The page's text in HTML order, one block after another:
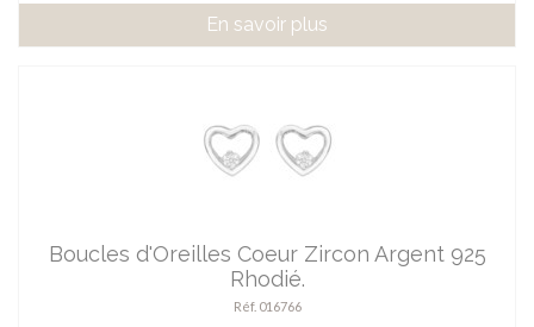
En savoir plus
Boucles d'Oreilles Coeur Zircon Argent 925
Rhodié.
Réf. 016766